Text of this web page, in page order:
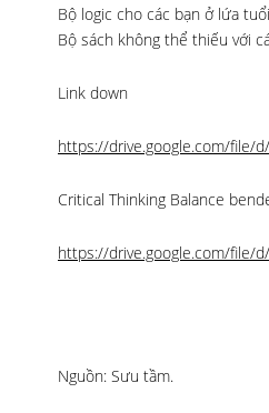
Bộ logic cho các bạn ở lứa
Bộ sách không thể thiếu với
Link down
https://drive.google.com/file/
Critical Thinking Balance
https://drive.google.com/file/d/
Nguồn: Sưu tầm.